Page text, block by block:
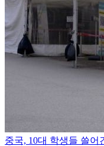
중국, 10대 학생들 쓸